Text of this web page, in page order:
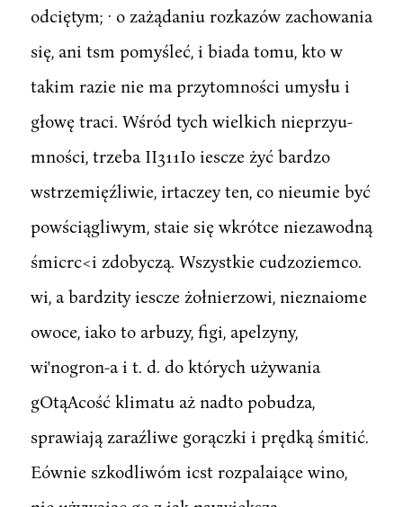
odciętym; · o zażądaniu rozkazów zachowania
się, ani tsm pomyśleć, i biada tomu, kto w
takim razie nie ma przytomności umysłu i
głowę traci. Wśród tych wielkich nieprzyu-
mności, trzeba II311Io iescze żyć bardzo
wstrzemięźliwie, irtaczey ten, co nieumie być
powściągliwym, staie się wkrótce niezawodną
śmicrc<i zdobyczą. Wszystkie cudzoziemco.
wi, a bardzity iescze żołnierzowi, nieznaiome
owoce, iako to arbuzy, figi, apelzyny,
wi'nogron-a i t. d. do których używania
gOtąAcość klimatu aż nadto pobudza,
sprawiają zaraźliwe gorączki i prędką śmitić.
Eównie szkodliwóm icst rozpalaiące wino,